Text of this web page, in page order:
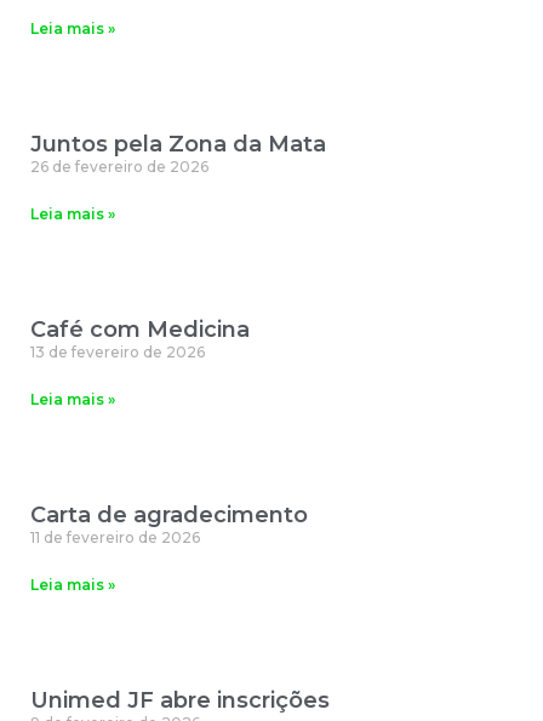
Leia mais »
Juntos pela Zona da Mata
26 de fevereiro de 2026
Leia mais »
Café com Medicina
13 de fevereiro de 2026
Leia mais »
Carta de agradecimento
11 de fevereiro de 2026
Leia mais »
Unimed JF abre inscrições